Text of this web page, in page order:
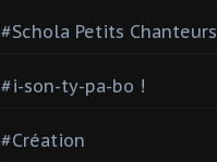
#Schola Petits Chanteurs
#i-son-ty-pa-bo !
#Création